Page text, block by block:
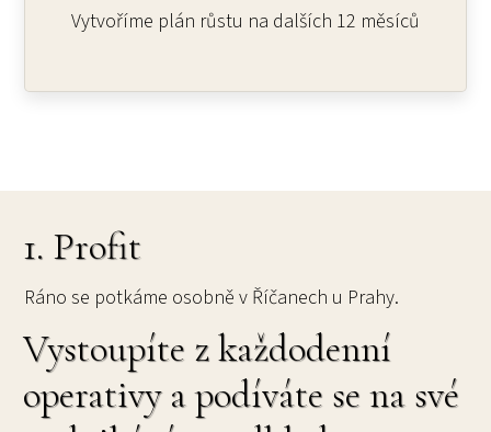
Vytvoříme plán růstu na dalších 12 měsíců
1. Profit
Ráno se potkáme osobně v Říčanech u Prahy.
Vystoupíte z každodenní
operativy a podíváte se na své